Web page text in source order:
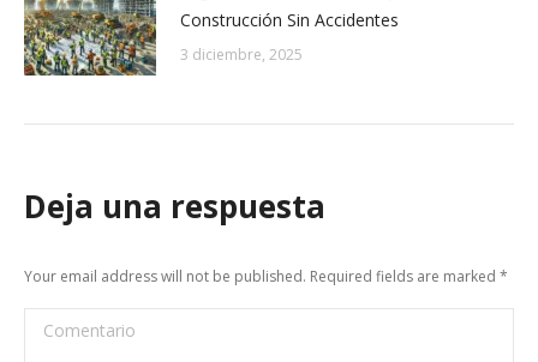
Construcción Sin Accidentes
3 diciembre, 2025
Deja una respuesta
Your email address will not be published. Required fields are marked *
Comentario